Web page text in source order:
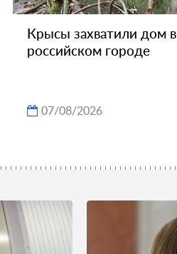
Крысы захватили дом в
российском городе
07/08/2026